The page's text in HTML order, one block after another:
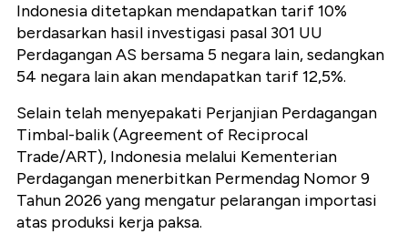
Indonesia ditetapkan mendapatkan tarif 10%
berdasarkan hasil investigasi pasal 301 UU
Perdagangan AS bersama 5 negara lain, sedangkan
54 negara lain akan mendapatkan tarif 12,5%.
Selain telah menyepakati Perjanjian Perdagangan
Timbal-balik (Agreement of Reciprocal
Trade/ART), Indonesia melalui Kementerian
Perdagangan menerbitkan Permendag Nomor 9
Tahun 2026 yang mengatur pelarangan importasi
atas produksi kerja paksa.